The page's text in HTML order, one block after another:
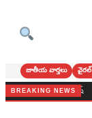
జాతీయ వార్తలు వైరల్
BREAKING NEWS
బండి రమేష్